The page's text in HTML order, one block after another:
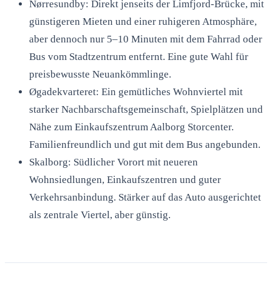
Nørresundby: Direkt jenseits der Limfjord-Brücke, mit
günstigeren Mieten und einer ruhigeren Atmosphäre,
aber dennoch nur 5–10 Minuten mit dem Fahrrad oder
Bus vom Stadtzentrum entfernt. Eine gute Wahl für
preisbewusste Neuankömmlinge.
Øgadekvarteret: Ein gemütliches Wohnviertel mit
starker Nachbarschaftsgemeinschaft, Spielplätzen und
Nähe zum Einkaufszentrum Aalborg Storcenter.
Familienfreundlich und gut mit dem Bus angebunden.
Skalborg: Südlicher Vorort mit neueren
Wohnsiedlungen, Einkaufszentren und guter
Verkehrsanbindung. Stärker auf das Auto ausgerichtet
als zentrale Viertel, aber günstig.